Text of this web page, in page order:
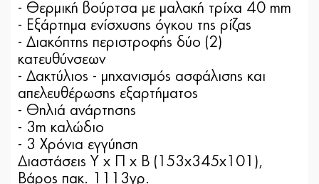
- Θερμική βούρτσα με μαλακή τρίχα 40 mm
- Εξάρτημα ενίσχυσης όγκου της ρίζας
- Διακόπτης περιστροφής δύο (2)
κατευθύνσεων
- Δακτύλιος - μηχανισμός ασφάλισης και
απελευθέρωσης εξαρτήματος
- Θηλιά ανάρτησης
- 3m καλώδιο
- 3 Χρόνια εγγύηση
Διαστάσεις Υ x Π x B (153x345x101),
Βάρος πακ. 1113γρ.